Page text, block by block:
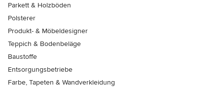
Parkett & Holzböden
Polsterer
Produkt- & Möbeldesigner
Teppich & Bodenbeläge
Baustoffe
Entsorgungsbetriebe
Farbe, Tapeten & Wandverkleidung